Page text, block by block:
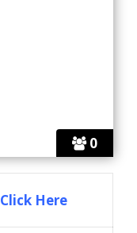
0
Click Here